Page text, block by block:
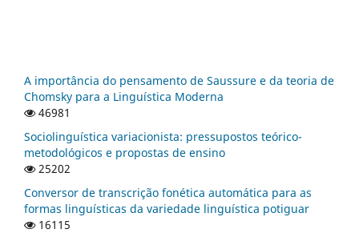
A importância do pensamento de Saussure e da teoria de
Chomsky para a Linguística Moderna
46981
Sociolinguística variacionista: pressupostos teórico-
metodológicos e propostas de ensino
25202
Conversor de transcrição fonética automática para as
formas linguísticas da variedade linguística potiguar
16115